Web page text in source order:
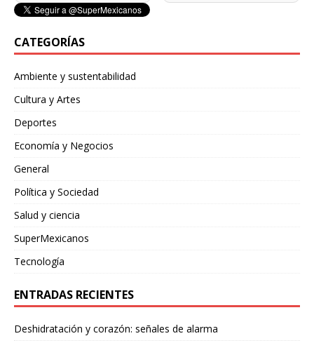
CATEGORÍAS
Ambiente y sustentabilidad
Cultura y Artes
Deportes
Economía y Negocios
General
Política y Sociedad
Salud y ciencia
SuperMexicanos
Tecnología
ENTRADAS RECIENTES
Deshidratación y corazón: señales de alarma